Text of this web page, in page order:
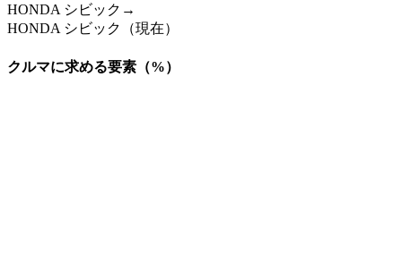
HONDA シビック→
HONDA シビック（現在）
クルマに求める要素（%）